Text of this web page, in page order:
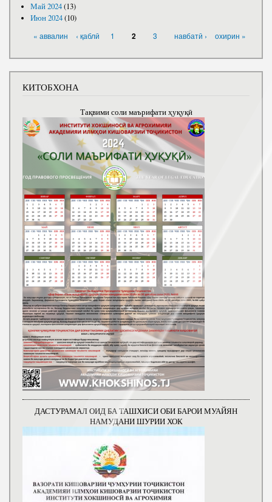
Май 2024(13)
Июн 2024(10)
« аввалин ‹ қаблӣ 1 2 3 навбатӣ › охирин »
КИТОБХОНА
Тақвими соли маърифати ҳуқуқӣ
ДАСТУРАМАЛ ОИД БА ТАШХИСИ ОБИ БАРОИ МУАЙЯН
НАМУДАНИ ШУРИИ ХОК